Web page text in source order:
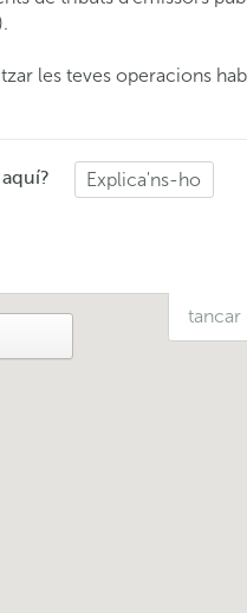
les teves operacions
Explica'ns-ho
tancar